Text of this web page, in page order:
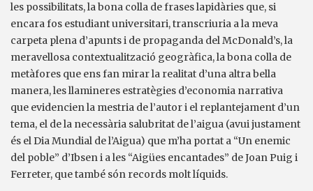
les possibilitats, la bona colla de frases lapidàries que, si
encara fos estudiant universitari, transcriuria a la meva
carpeta plena d’apunts i de propaganda del McDonald’s, la
meravellosa contextualització geogràfica, la bona colla de
metàfores que ens fan mirar la realitat d’una altra bella
manera, les llamineres estratègies d’economia narrativa
que evidencien la mestria de l’autor i el replantejament d’un
tema, el de la necessària salubritat de l’aigua (avui justament
és el Dia Mundial de l’Aigua) que m’ha portat a “Un enemic
del poble” d’Ibsen i a les “Aigües encantades” de Joan Puig i
Ferreter, que també són records molt líquids.